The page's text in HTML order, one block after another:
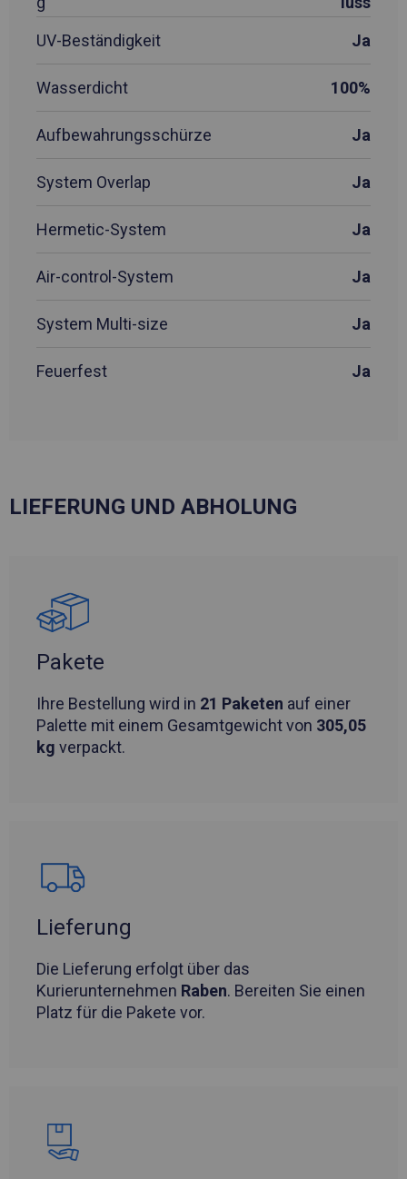
UV-Beständigkeit
Ja
Wasserdicht 100%
Aufbewahrungsschürze Ja
System Overlap Ja
Hermetic-System Ja
Air-control-System Ja
System Multi-size Ja
Feuerfest Ja
LIEFERUNG UND ABHOLUNG
Pakete
Ihre Bestellung wird in 21 Paketen auf einer
Palette mit einem Gesamtgewicht von 305,05
kg verpackt.
Lieferung
Die Lieferung erfolgt über das
Kurierunternehmen Raben. Bereiten Sie einen
Platz für die Pakete vor.